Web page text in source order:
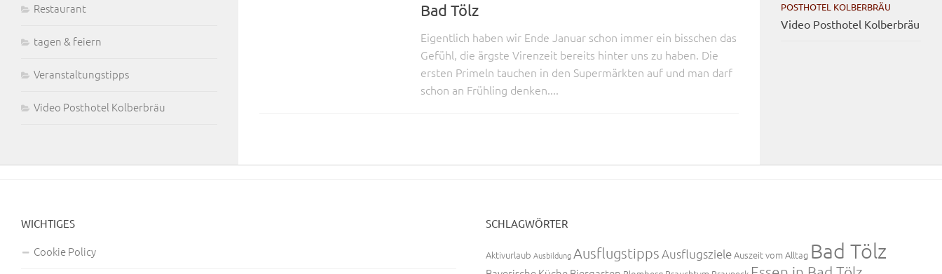
Bad Tölz
Eigentlich haben wir Ende Januar schon immer ein bisschen das
Gefühl, die ärgste Virenzeit bereits hinter uns zu haben. Die
ersten Primeln tauchen in den Supermärkten auf und man darf
schon an Frühling denken....
Restaurant
tagen & feiern
Veranstaltungstipps
Video Posthotel Kolberbräu
POSTHOTEL KOLBERBRÄU
Video Posthotel Kolberbräu
WICHTIGES
Cookie Policy
SCHLAGWÖRTER
Aktivurlaub Ausbildung AusflugstippsAusflugszieleAuszeit vom Alltag Bad Tölz